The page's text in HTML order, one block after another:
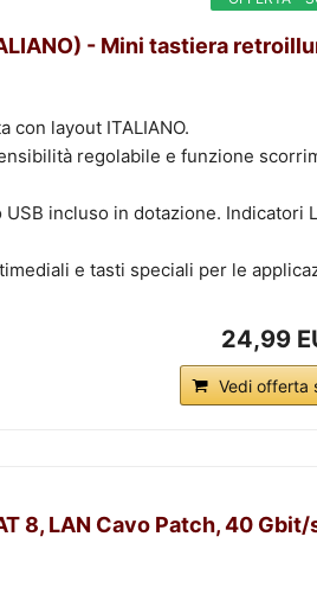
- Mini tastiera
layout ITALIANO.
regolabile e funzione
incluso in dotazione. Indicatori
e tasti speciali per le
24,99
Vedi offerta
8, LAN Cavo Patch, 40 Gbit/